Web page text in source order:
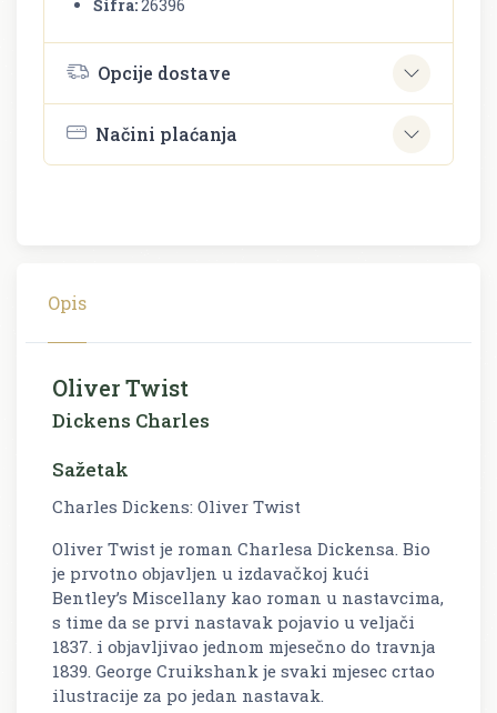
Šifra:26396
Opcije dostave
Načini plaćanja
Opis
Oliver Twist
Dickens Charles
Sažetak
Charles Dickens: Oliver Twist
Oliver Twist je roman Charlesa Dickensa. Bio
je prvotno objavljen u izdavačkoj kući
Bentley’s Miscellany kao roman u nastavcima,
s time da se prvi nastavak pojavio u veljači
1837. i objavljivao jednom mjesečno do travnja
1839. George Cruikshank je svaki mjesec crtao
ilustracije za po jedan nastavak.